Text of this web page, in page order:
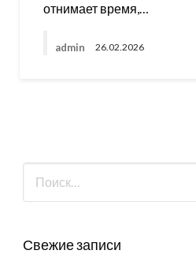
отнимает время,…
admin 26.02.2026
Свежие записи